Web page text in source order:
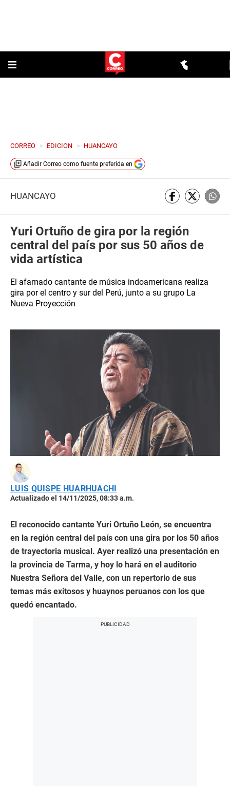
CORREO > EDICION > HUANCAYO
Añadir Correo como fuente preferida en
HUANCAYO
Yuri Ortuño de gira por la región
central del país por sus 50 años de
vida artística
El afamado cantante de música indoamericana realiza
gira por el centro y sur del Perú, junto a su grupo La
Nueva Proyección
LUIS QUISPE HUARHUACHI
Actualizado el 14/11/2025, 08:33 a.m.
El reconocido cantante Yuri Ortuño León, se encuentra
en la región central del país con una gira por los 50 años
de trayectoria musical. Ayer realizó una presentación en
la provincia de Tarma, y hoy lo hará en el auditorio
Nuestra Señora del Valle, con un repertorio de sus
temas más exitosos y huaynos peruanos con los que
quedó encantado.